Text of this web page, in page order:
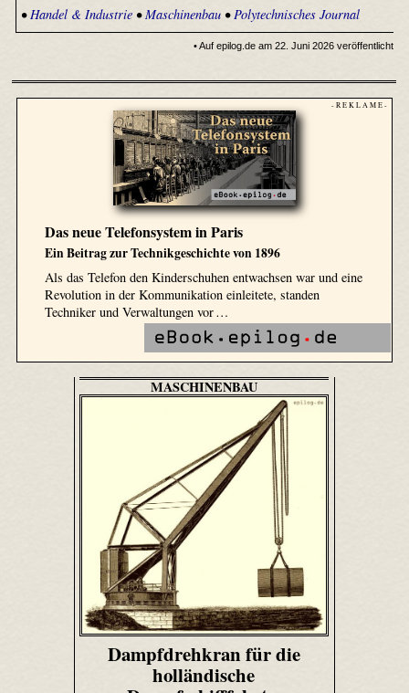
•Handel & Industrie•Maschinenbau•Polytechnisches Journal
• Auf epilog.de am 22. Juni 2026 veröffentlicht
- R E K L A M E -
Das neue Telefonsystem in Paris
Ein Beitrag zur Technikgeschichte von 1896
Als das Telefon den Kinderschuhen entwachsen war und eine
Revolution in der Kommunikation einleitete, standen
Techniker und Verwaltungen vor …
MASCHINENBAU
Dampfdrehkran für die
holländische